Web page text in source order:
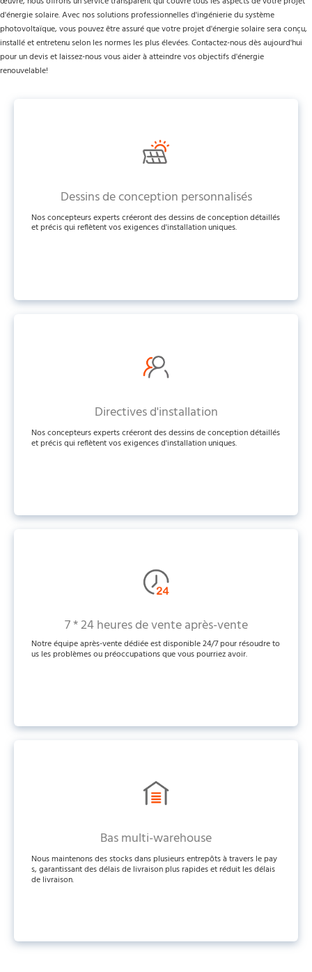
d'énergie solaire. Avec nos solutions professionnelles d'ingénierie du système
photovoltaïque, vous pouvez être assuré que votre projet d'énergie solaire sera conçu,
installé et entretenu selon les normes les plus élevées. Contactez-nous dès aujourd'hui
pour un devis et laissez-nous vous aider à atteindre vos objectifs d'énergie
renouvelable!
Dessins de conception personnalisés
Nos concepteurs experts créeront des dessins de conception détaillés
et précis qui reflètent vos exigences d'installation uniques.
Directives d'installation
Nos concepteurs experts créeront des dessins de conception détaillés
et précis qui reflètent vos exigences d'installation uniques.
7 * 24 heures de vente après-vente
Notre équipe après-vente dédiée est disponible 24/7 pour résoudre to
us les problèmes ou préoccupations que vous pourriez avoir.
Bas multi-warehouse
Nous maintenons des stocks dans plusieurs entrepôts à travers le pay
s, garantissant des délais de livraison plus rapides et réduit les délais
de livraison.